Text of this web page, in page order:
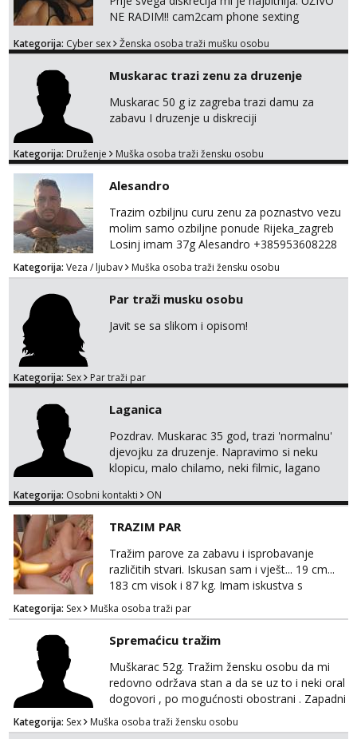
NE RADIM!! cam2cam phone sexting
partnerom ili partnericom te naši porno
termin. P.S. tražit ćeš me još 🫠💦
Kategorija: Cyber sex Ženska osoba traži mušku osobu
Muskarac trazi zenu za druzenje
Muskarac 50 g iz zagreba trazi damu za
zabavu I druzenje u diskreciji
Kategorija: Druženje Muška osoba traži žensku osobu
Alesandro
Trazim ozbiljnu curu zenu za poznastvo vezu
molim samo ozbiljne ponude Rijeka_zagreb
Losinj imam 37g Alesandro +385953608228
Kategorija: Veza / ljubav Muška osoba traži žensku osobu
Par traži musku osobu
Javit se sa slikom i opisom!
Kategorija: Sex Par traži par
Laganica
Pozdrav. Muskarac 35 god, trazi 'normalnu'
djevojku za druzenje. Napravimo si neku
klopicu, malo chilamo, neki filmic, lagano
pretjerano bitan koliko iznutra. Bucke se
brundo xD Budi pristojna i dobra, za sve
ostale cemo lako. Zagreb.
Kategorija: Osobni kontakti ON
TRAZIM PAR
Tražim parove za zabavu i isprobavanje
različitih stvari. Iskusan sam i vješt... 19 cm...
183 cm visok i 87 kg. Imam iskustva s
parovima, potpuno sam zdrava i njegovana, a
privatnost je apsolutno najvažnija. Ozbiljni
parovi mogu me kontaktirati putem
WhatsAppa ili Vibera. Samo ozbiljni parovi
trebaju slati poruke ili zvati. Blokiram one koji
nisu ozbiljni.
Kategorija: Sex Muška osoba traži par
Spremaćicu tražim
Muškarac 52g. Tražim žensku osobu da mi
redovno održava stan a da se uz to i neki oral
dogovori , po mogućnosti obostrani . Zapadni
dio Zagreba .Javiti se prvo porukom na
WhatsApp 0958634499
Kategorija: Sex Muška osoba traži žensku osobu